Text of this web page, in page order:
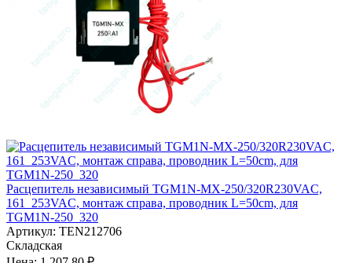
Расцепитель независимый TGM1N-MX-250/320R230VAC,
161_253VAC, монтаж справа, проводник L=50cm, для
TGM1N-250_320
Артикул: TEN212706
Складская